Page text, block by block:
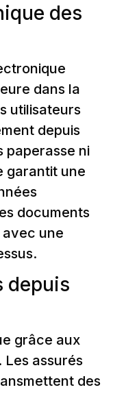
des
dans la
utilisateurs
depuis
paperasse ni
garantit une
documents
une
depuis
grâce aux
Les assurés
des